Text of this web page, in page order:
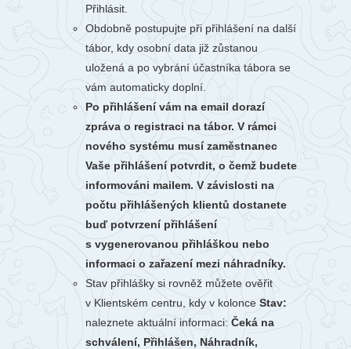
Přihlásit.
Obdobně postupujte při přihlášení na další
tábor, kdy osobní data již zůstanou
uložená a po vybrání účastníka tábora se
vám automaticky doplní.
Po přihlášení vám na email dorazí
zpráva o registraci na tábor. V rámci
nového systému musí zaměstnanec
Vaše přihlášení potvrdit, o čemž budete
informováni mailem. V závislosti na
počtu přihlášených klientů dostanete
buď potvrzení přihlášení
s vygenerovanou přihláškou nebo
informaci o zařazení mezi náhradníky.
Stav přihlášky si rovněž můžete ověřit
v Klientském centru, kdy v kolonce Stav:
naleznete aktuální informaci: Čeká na
schválení, Přihlášen, Náhradník,